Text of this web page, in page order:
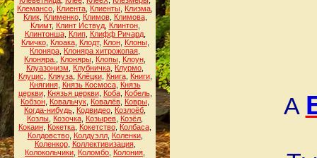
Клемансо Клиента Клиенты Клизма
Клик, Клименко, Климов, Климова,
Климт, Клинт Иствуд, Клинтон,
Клинтонша, Клип, Клифф Ричард,
Кличко, Клоака, Клодт, Клон, Клоны,
Клоняра Клоняра хитрожопая
Клоняра.
Клоняры Клопы Клоун
Клуазонизм
Клубничка Клурмо
Клуцис
Кляуза, Клёцки, Книга, Книги,
Княгиня, Князь Космоса, Князь
церкви, Князья церкви, Коба, Кобель,
Кобзон Ковальчук Ковалёв Ковры
Когда-нибудь Кодвидео Козлоёб
Козлы Козочка Козырев Козёл
Кокаин Кокетка Кокетство Колбаса
Колдовство, Колдуэлл, Коленки,
Коленкор, Коллективизация,
Колокольчики Коломбо Колония
А